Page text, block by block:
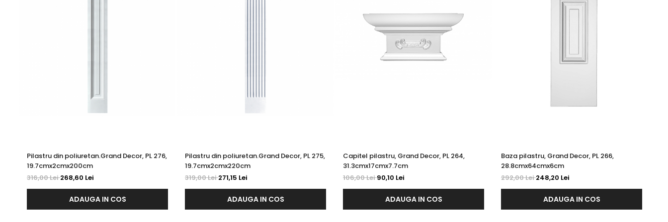
Pilastru din poliuretan.Grand Decor, PL 276,
19.7cmx2cmx200cm
316,00 Lei268,60 Lei
ADAUGA IN COS
Pilastru din poliuretan.Grand Decor, PL 275,
19.7cmx2cmx220cm
319,00 Lei271,15 Lei
ADAUGA IN COS
Capitel pilastru, Grand Decor, PL 264,
31.3cmx17cmx7.7cm
106,00 Lei90,10 Lei
ADAUGA IN COS
Baza pilastru, Grand Decor, PL 266,
28.8cmx64cmx6cm
292,00 Lei248,20 Lei
ADAUGA IN COS